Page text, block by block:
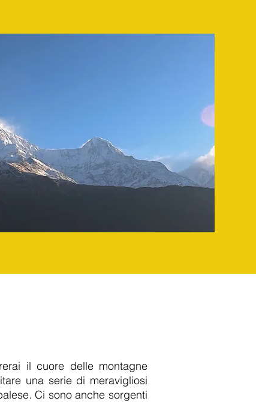
il cuore delle montagne
una serie di meravigliosi
Ci sono anche sorgenti